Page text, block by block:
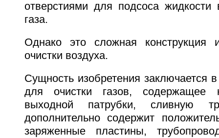
отверстиями для подсоса
газа.
Однако это сложная
очистки воздуха.
Сущность изобретения заключается
для очистки газов, содержащее
выходной патрубки, сливную
дополнительно содержит
заряженные пластины,